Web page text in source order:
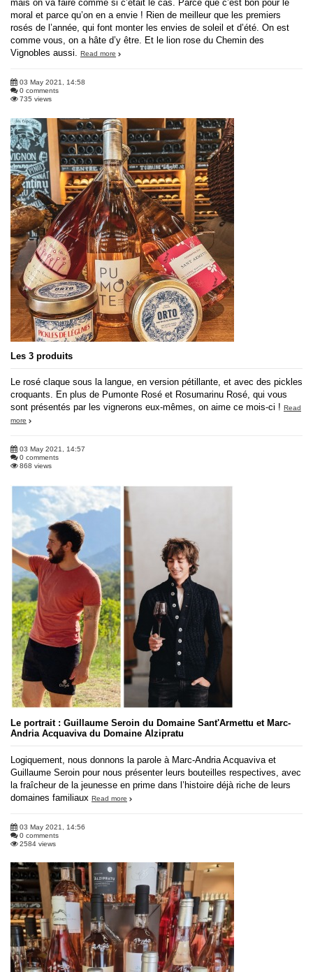
mais on va faire comme si c’était le cas. Parce que c’est bon pour le
moral et parce qu’on en a envie ! Rien de meilleur que les premiers
rosés de l’année, qui font monter les envies de soleil et d’été. On est
comme vous, on a hâte d’y être. Et le lion rose du Chemin des
Vignobles aussi. Read more
03 May 2021, 14:58
0 comments
735 views
Les 3 produits
Le rosé claque sous la langue, en version pétillante, et avec des pickles
croquants. En plus de Pumonte Rosé et Rosumarinu Rosé, qui vous
sont présentés par les vignerons eux-mêmes, on aime ce mois-ci ! Read
more
03 May 2021, 14:57
0 comments
868 views
Le portrait : Guillaume Seroin du Domaine Sant'Armettu et Marc-
Andria Acquaviva du Domaine Alzipratu
Logiquement, nous donnons la parole à Marc-Andria Acquaviva et
Guillaume Seroin pour nous présenter leurs bouteilles respectives, avec
la fraîcheur de la jeunesse en prime dans l’histoire déjà riche de leurs
domaines familiaux Read more
03 May 2021, 14:56
0 comments
2584 views